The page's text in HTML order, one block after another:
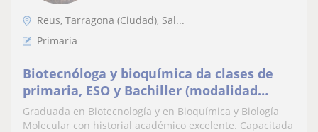
Reus, Tarragona (Ciudad), Sal...
Primaria
Biotecnóloga y bioquímica da clases de
primaria, ESO y Bachiller (modalidad
científico-biológica)
Graduada en Biotecnología y en Bioquímica y Biología
Molecular con historial académico excelente. Capacitada